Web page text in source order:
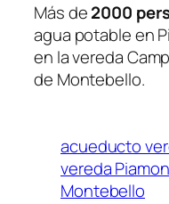
Más de2000
agua potable en
en la vereda
de Montebello.
acueducto
vereda
Montebello